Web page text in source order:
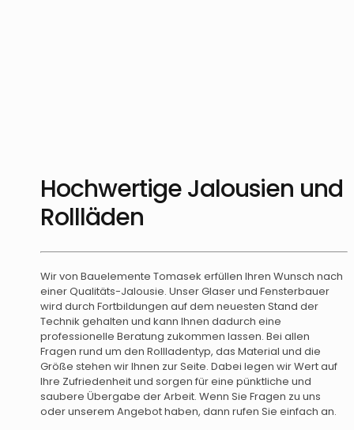
Hochwertige Jalousien und
Rollläden
Wir von Bauelemente Tomasek erfüllen Ihren Wunsch nach
einer Qualitäts-Jalousie. Unser Glaser und Fensterbauer
wird durch Fortbildungen auf dem neuesten Stand der
Technik gehalten und kann Ihnen dadurch eine
professionelle Beratung zukommen lassen. Bei allen
Fragen rund um den Rollladentyp, das Material und die
Größe stehen wir Ihnen zur Seite. Dabei legen wir Wert auf
Ihre Zufriedenheit und sorgen für eine pünktliche und
saubere Übergabe der Arbeit. Wenn Sie Fragen zu uns
oder unserem Angebot haben, dann rufen Sie einfach an.